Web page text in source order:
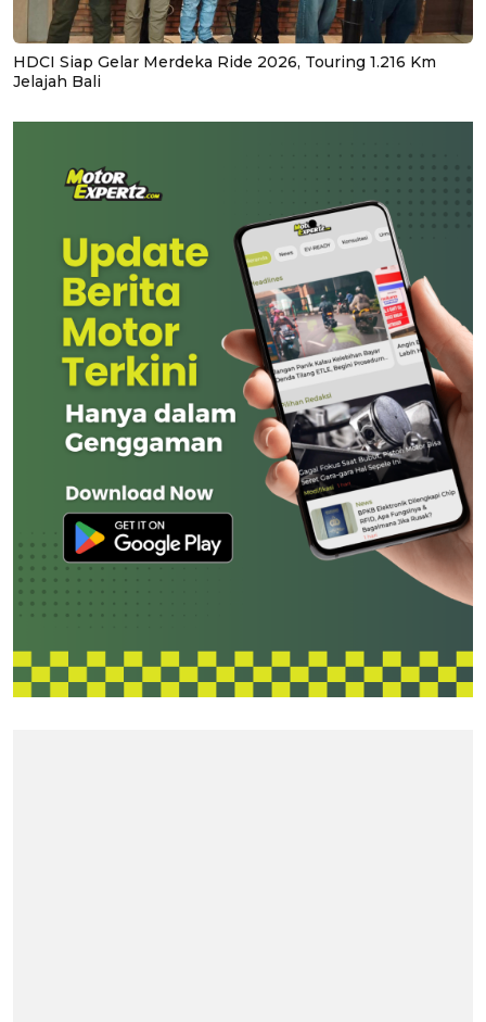
HDCI Siap Gelar Merdeka Ride 2026, Touring 1.216 Km
Jelajah Bali